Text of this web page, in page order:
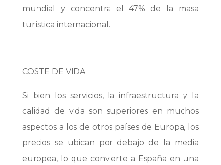
mundial y concentra el 47% de la masa
turística internacional.
COSTE DE VIDA
Si bien los servicios, la infraestructura y la
calidad de vida son superiores en muchos
aspectos a los de otros países de Europa, los
precios se ubican por debajo de la media
europea, lo que convierte a España en una